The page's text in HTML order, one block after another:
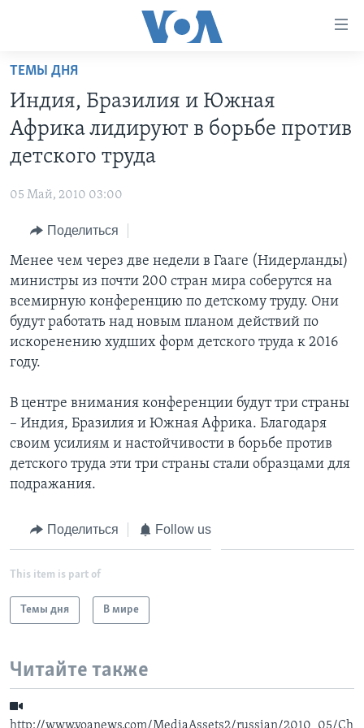
Перейти
основной
контент
Перейти
основной
Перейти
поиск
ПРОГРАММЫ
ИТОГИ
ПОЧЕМУ ЭТО ВАЖНО?
ДИСКУССИЯ VOA
ДЕТАЛИ
НЬЮ-ЙОРК NEW YORK
АМЕРИКА. БОЛЬШОЕ ПУТЕШЕСТВИЕ
ПРОЕКТЫ
НАША АМЕРИКАНСКАЯ ИСТОРИЯ
А КАК В АМЕРИКЕ?
АРТЕФАКТЫ
АМЕРИКАНСКИЕ ГОРОДКИ
ТЕСТЫ
ИНТЕРВЬЮ
ФАКТЫ ПРОТИВ ФЕЙКОВ
ЗА СВОБОДУ ПРЕССЫ
УЧИМ АНГЛИЙСКИЙ
ВИДЕО
ПОДПИСКА НА НОВОСТИ
ТЕМЫ ДНЯ
Индия, Бразилия и Южная
Африка лидируют в борьбе против
детского труда
05 Май, 2010 03:00
Поделиться
Менее чем через две недели в Гааге (Нидерланды)
министры из почти 200 стран мира соберутся на
всемирную конференцию по детскому труду. Они
будут работать над новым планом действий по
искоренению худших форм детского труда к 2016
году.
В центре внимания конференции будут три страны
– Индия, Бразилия и Южная Африка. Благодаря
своим усилиям и настойчивости в борьбе против
детского труда эти три страны стали образцами для
подражания.
Поделиться Follow us
This item is part of
Темы дня В мире
Читайте также